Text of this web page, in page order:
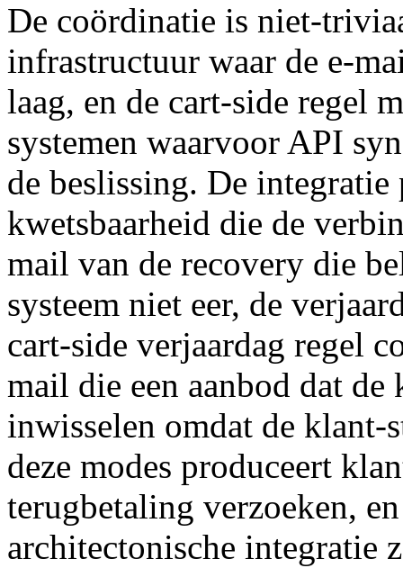
De coördinatie is niet-
infrastructuur waar de e-
laag, en de cart-side regel
systemen waarvoor API
de beslissing. De
kwetsbaarheid die de
mail van de recovery die
systeem niet eer, de
cart-side verjaardag regel
mail die een aanbod dat
inwisselen omdat de
deze modes produceert
terugbetaling verzoeken,
architectonische integratie